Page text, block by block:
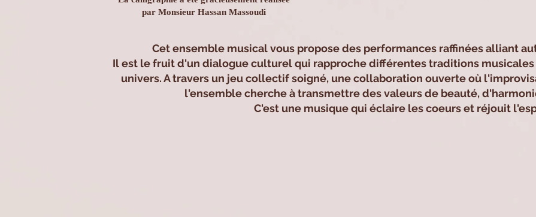
par Monsieur Hassan Massoudi
Cet ensemble musical vous propose des performances raffinées alliant
Il est le fruit d'un dialogue culturel qui rapproche différentes traditions
univers. A travers un jeu collectif soigné, une collaboration ouverte où
l'ensemble cherche à transmettre des valeurs de beauté,
C'est une musique qui éclaire les coeurs et réjouit